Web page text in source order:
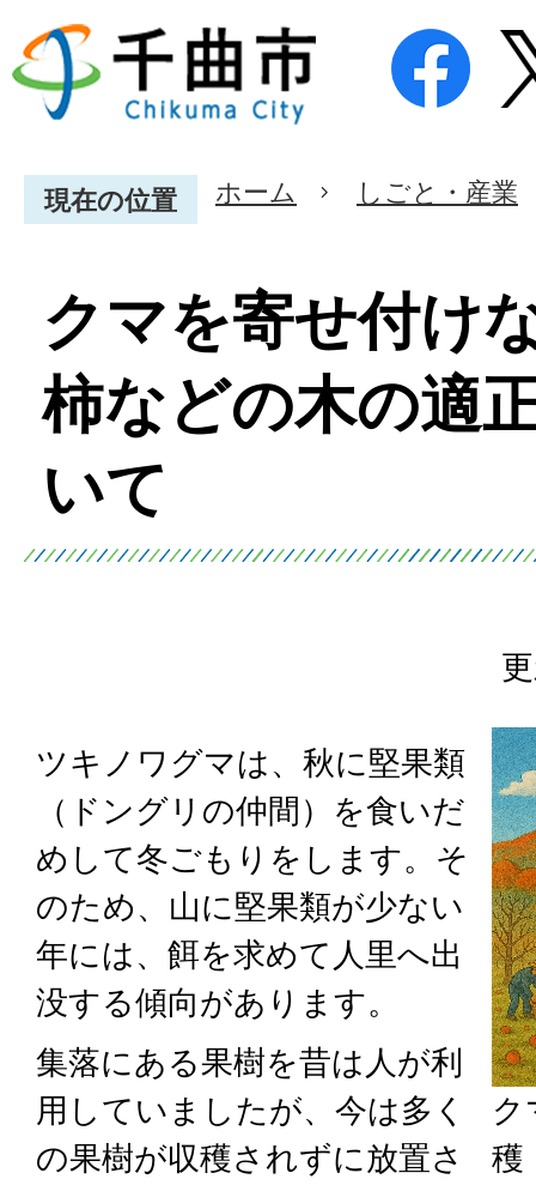
現在の位置 ホーム しごと・産業
クマを寄せ付け
柿などの木の適
いて
ク
穫
ツキノワグマは、秋に堅果類
（ドングリの仲間）を食いだ
めして冬ごもりをします。そ
のため、山に堅果類が少ない
年には、餌を求めて人里へ出
没する傾向があります。
集落にある果樹を昔は人が利
用していましたが、今は多く
の果樹が収穫されずに放置さ